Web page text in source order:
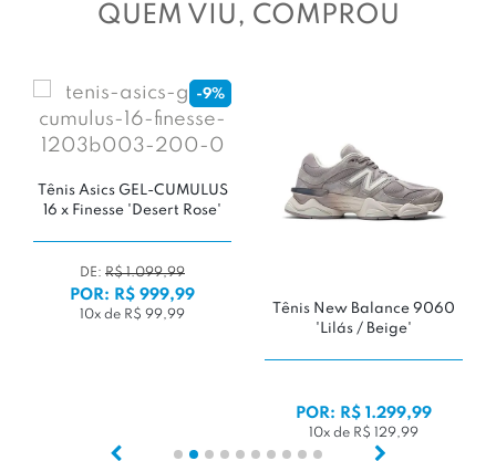
QUEM VIU, COMPROU
-9%
Tênis Asics GEL-CUMULUS
16 x Finesse 'Desert Rose'
DE: R$ 1.099,99
POR: R$ 999,99
10x de R$ 99,99
Tênis New Balance 9060
'Lilás / Beige'
POR: R$ 1.299,99
10x de R$ 129,99